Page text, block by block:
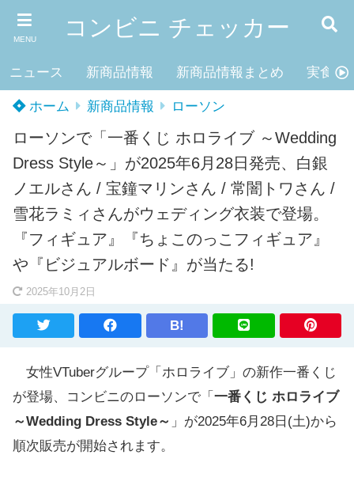
MENU コンビニ チェッカー
ニュース 新商品情報 新商品情報まとめ 実食レ
ホーム 新商品情報 ローソン
ローソンで「一番くじ ホロライブ ～Wedding
Dress Style～」が2025年6月28日発売、白銀
ノエルさん / 宝鐘マリンさん / 常闇トワさん /
雪花ラミィさんがウェディング衣装で登場。
『フィギュア』『ちょこのっこフィギュア』
や『ビジュアルボード』が当たる!
2025年10月2日
B!
女性VTuberグループ「ホロライブ」の新作一番くじ
が登場、コンビニのローソンで「 一番くじ ホロライブ
～Wedding Dress Style～ 」が2025年6月28日(土)から
順次販売が開始されます。